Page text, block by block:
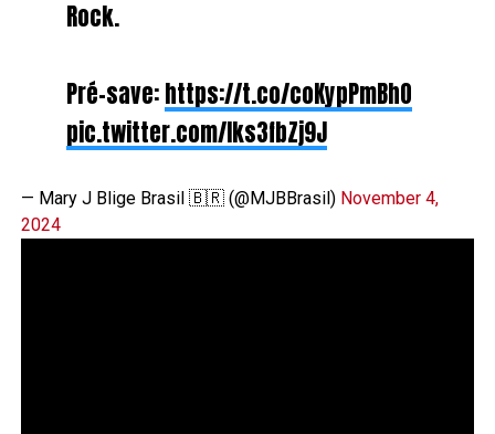
Rock.
Pré-save:https://t.co/coKypPmBhO
pic.twitter.com/Iks3fbZj9J
— Mary J Blige Brasil 🇧🇷 (@MJBBrasil) November 4,
2024